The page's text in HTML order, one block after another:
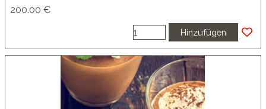
200.00 €
Hinzufügen